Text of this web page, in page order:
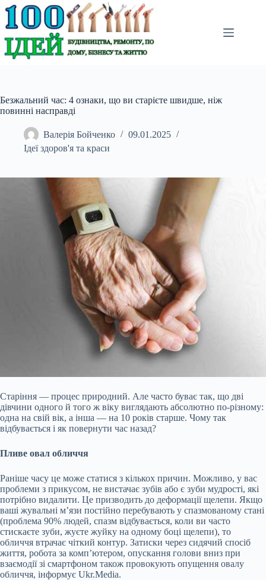
Перейти
до
вмісту
Безжальний час: 4 ознаки, що ви старієте швидше, ніж
повинні насправді
Валерія Бойченко
09.01.2025
Ідеї здоров'я та краси
Старіння — процес природний. Але часто буває так, що дві
дівчини одного й того ж віку виглядають абсолютно по-різному:
одна на свій вік, а інша — на 10 років старше. Чому так
відбувається і як повернути час назад?
Пливе овал обличчя
Раніше часу це може статися з кількох причин. Можливо, у вас
проблеми з прикусом, не вистачає зубів або є зуби мудрості, які
потрібно видалити. Це призводить до деформації щелепи. Якщо
ваші жувальні м’язи постійно перебувають у спазмованому стані
(проблема 90% людей, спазм відбувається, коли ви часто
стискаєте зуби, жуєте жуйку на одному боці щелепи), то
обличчя втрачає чіткий контур. Затиски через сидячий спосіб
життя, робота за комп’ютером, опускання голови вниз при
взаємодії зі смартфоном також провокують опущення овалу
обличчя, інформує Ukr.Media.